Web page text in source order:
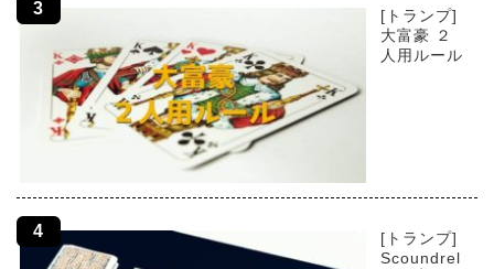
[トランプ]
大富豪 ２
人用ルール
[トランプ]
Scoundrel